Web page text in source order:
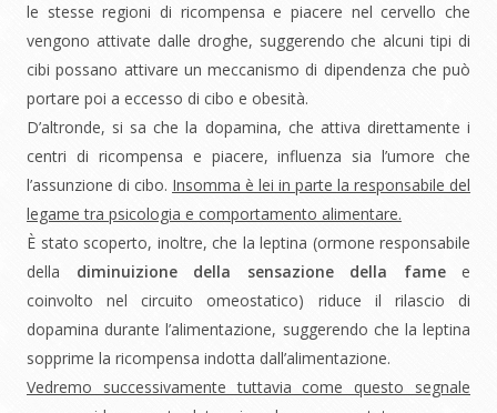
le stesse regioni di ricompensa e piacere nel cervello che
vengono attivate dalle droghe, suggerendo che alcuni tipi di
cibi possano attivare un meccanismo di dipendenza che può
portare poi a eccesso di cibo e obesità.
D’altronde, si sa che la dopamina, che attiva direttamente i
centri di ricompensa e piacere, influenza sia l’umore che
l’assunzione di cibo. Insomma è lei in parte la responsabile del
legame tra psicologia e comportamento alimentare.
È stato scoperto, inoltre, che la leptina (ormone responsabile
della diminuizione della sensazione della famee
coinvolto nel circuito omeostatico) riduce il rilascio di
dopamina durante l’alimentazione, suggerendo che la leptina
sopprime la ricompensa indotta dall’alimentazione.
Vedremo successivamente tuttavia come questo segnale